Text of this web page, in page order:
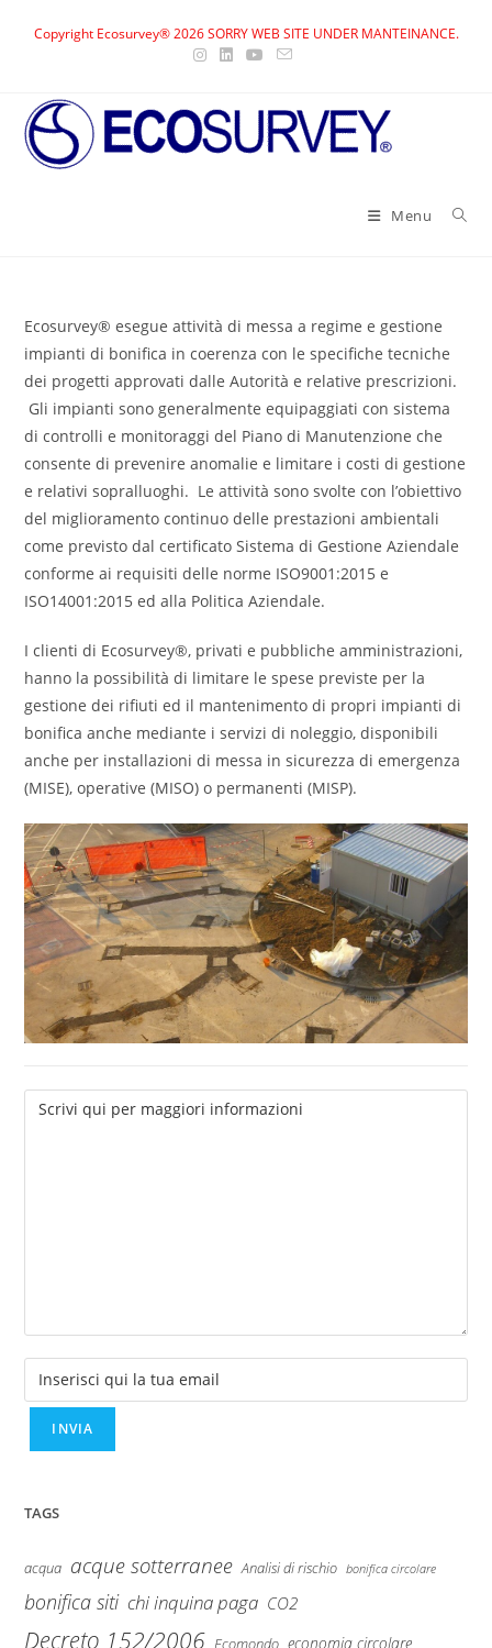
Copyright Ecosurvey® 2026 SORRY WEB SITE UNDER MANTEINANCE.
Menu
Ecosurvey® esegue attività di messa a regime e gestione
impianti di bonifica in coerenza con le specifiche tecniche
dei progetti approvati dalle Autorità e relative prescrizioni.
Gli impianti sono generalmente equipaggiati con sistema
di controlli e monitoraggi del Piano di Manutenzione che
consente di prevenire anomalie e limitare i costi di gestione
e relativi sopralluoghi. Le attività sono svolte con l’obiettivo
del miglioramento continuo delle prestazioni ambientali
come previsto dal certificato Sistema di Gestione Aziendale
conforme ai requisiti delle norme ISO9001:2015 e
ISO14001:2015 ed alla Politica Aziendale.
I clienti di Ecosurvey®, privati e pubbliche amministrazioni,
hanno la possibilità di limitare le spese previste per la
gestione dei rifiuti ed il mantenimento di propri impianti di
bonifica anche mediante i servizi di noleggio, disponibili
anche per installazioni di messa in sicurezza di emergenza
(MISE), operative (MISO) o permanenti (MISP).
TAGS
acqua acque sotterranee Analisi di rischio bonifica circolare
bonifica siti chi inquina paga CO2
Decreto 152/2006 Ecomondo economia circolare